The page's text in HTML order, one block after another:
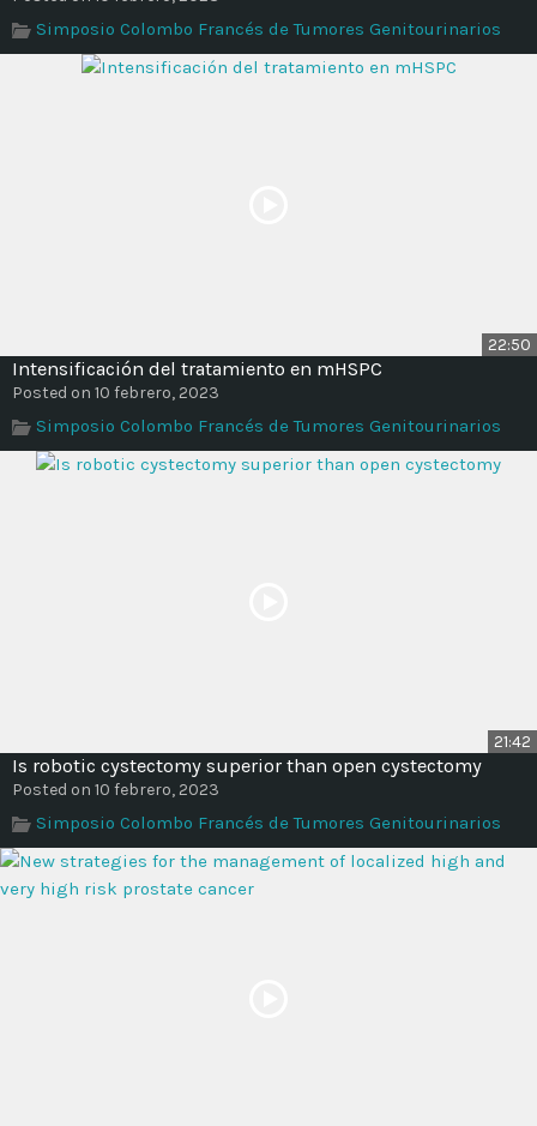
Simposio Colombo Francés de Tumores Genitourinarios
22:50
Intensificación del tratamiento en mHSPC
Posted on 10 febrero, 2023
Simposio Colombo Francés de Tumores Genitourinarios
21:42
Is robotic cystectomy superior than open cystectomy
Posted on 10 febrero, 2023
Simposio Colombo Francés de Tumores Genitourinarios